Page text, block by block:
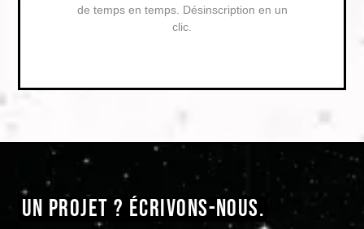
de temps en temps. Désinscription en un
clic.
UN PROJET ? ÉCRIVONS-NOUS.